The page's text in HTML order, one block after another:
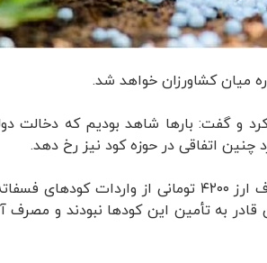
میان کشاورزان خواهد شد.
و گفت: بارها شاهد بودیم که دخالت
چنین اتفاقی در حوزه کود نیز رخ دهد.
این فعال بخش خصوصی با بیان اینکه سال گذشته به دنبال حذف ارز ۴۲۰۰
قادر به تأمین این کودها نبودند و